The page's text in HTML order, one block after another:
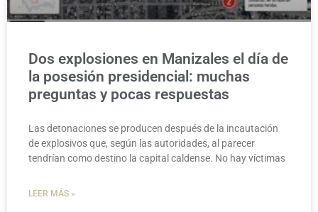
Dos explosiones en Manizales el día de
la posesión presidencial: muchas
preguntas y pocas respuestas
Las detonaciones se producen después de la incautación
de explosivos que, según las autoridades, al parecer
tendrían como destino la capital caldense. No hay víctimas
LEER MÁS »